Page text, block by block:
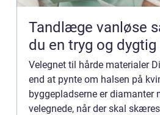
Tandlæge vanløse sådan vælger
du en tryg og
Velegnet til hårde materialer
end at pynte om halsen på
byggepladserne er diamanter
velegnede, når der skal